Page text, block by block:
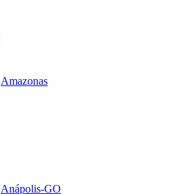
Amazonas
Anápolis-GO